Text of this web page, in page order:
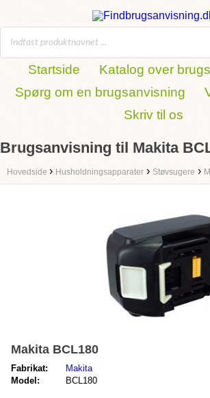
Startside
Katalog over
Spørg om en brugsanvisning
Skriv til os
Brugsanvisning til Makita
Hovedside › Husholdningsapparater › Støvsugere ›
Makita BCL180
Fabrikat:
Makita
Model:
BCL180